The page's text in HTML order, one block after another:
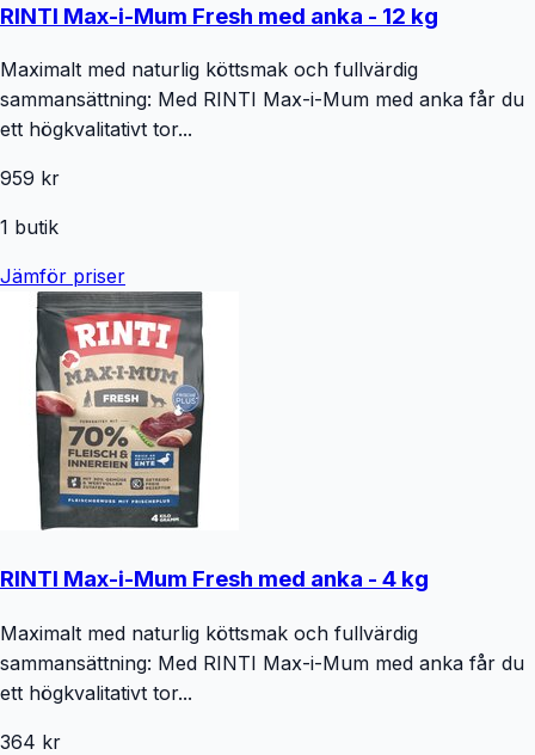
RINTI Max-i-Mum Fresh med anka - 12 kg
Maximalt med naturlig köttsmak och fullvärdig
sammansättning: Med RINTI Max-i-Mum med anka får du
ett högkvalitativt tor...
959 kr
1 butik
Jämför priser
RINTI Max-i-Mum Fresh med anka - 4 kg
Maximalt med naturlig köttsmak och fullvärdig
sammansättning: Med RINTI Max-i-Mum med anka får du
ett högkvalitativt tor...
364 kr